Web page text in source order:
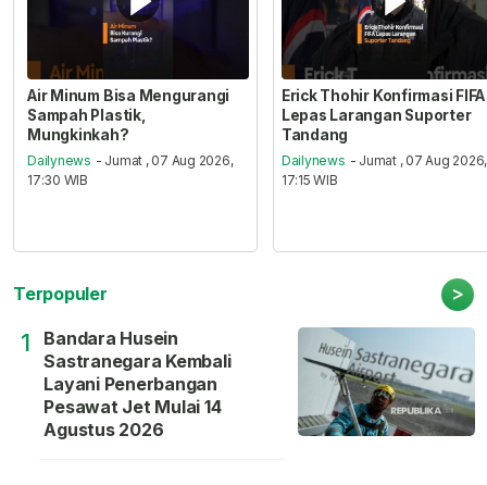
Air Minum Bisa Mengurangi
Sampah Plastik,
Mungkinkah?
Dailynews - Jumat , 07 Aug 2026,
17:30 WIB
Erick Thohir Konfirmasi FIFA
Lepas Larangan Suporter
Tandang
Dailynews - Jumat , 07 Aug 2026,
17:15 WIB
Terpopuler >
1
Bandara Husein
Sastranegara Kembali
Layani Penerbangan
Pesawat Jet Mulai 14
Agustus 2026